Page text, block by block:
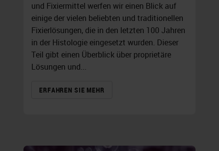
und Fixiermittel werfen wir einen Blick auf
einige der vielen beliebten und traditionellen
Fixierlösungen, die in den letzten 100 Jahren
in der Histologie eingesetzt wurden. Dieser
Teil gibt einen Überblick über proprietäre
Lösungen und...
ERFAHREN SIE MEHR